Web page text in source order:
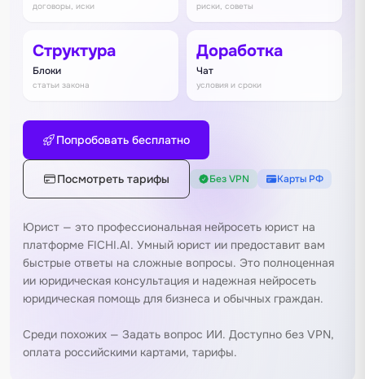
договоры, иски риски, советы
Структура
Блоки
статьи закона
Доработка
Чат
условия и сроки
Попробовать бесплатно
Посмотреть тарифы Без VPN Карты РФ
Юрист — это профессиональная нейросеть юрист на
платформе FICHI.AI. Умный юрист ии предоставит вам
быстрые ответы на сложные вопросы. Это полноценная
ии юридическая консультация и надежная нейросеть
юридическая помощь для бизнеса и обычных граждан.
Среди похожих — Задать вопрос ИИ. Доступно без VPN,
оплата российскими картами, тарифы.